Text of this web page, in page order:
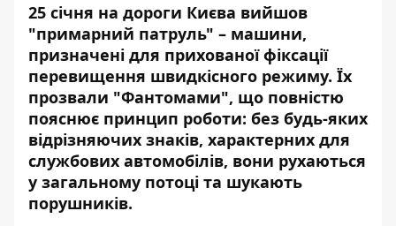
25 січня на дороги Києва вийшов
"примарний патруль" – машини,
призначені для прихованої фіксації
перевищення швидкісного режиму. Їх
прозвали "Фантомами", що повністю
пояснює принцип роботи: без будь-яких
відрізняючих знаків, характерних для
службових автомобілів, вони рухаються
у загальному потоці та шукають
порушників.